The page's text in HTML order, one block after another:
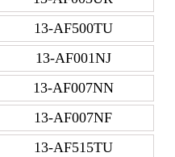
13-AF500TU
13-AF001NJ
13-AF007NN
13-AF007NF
13-AF515TU